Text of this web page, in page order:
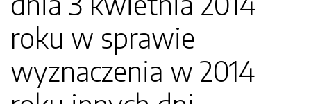
roku w sprawie
wyznaczenia w 2014